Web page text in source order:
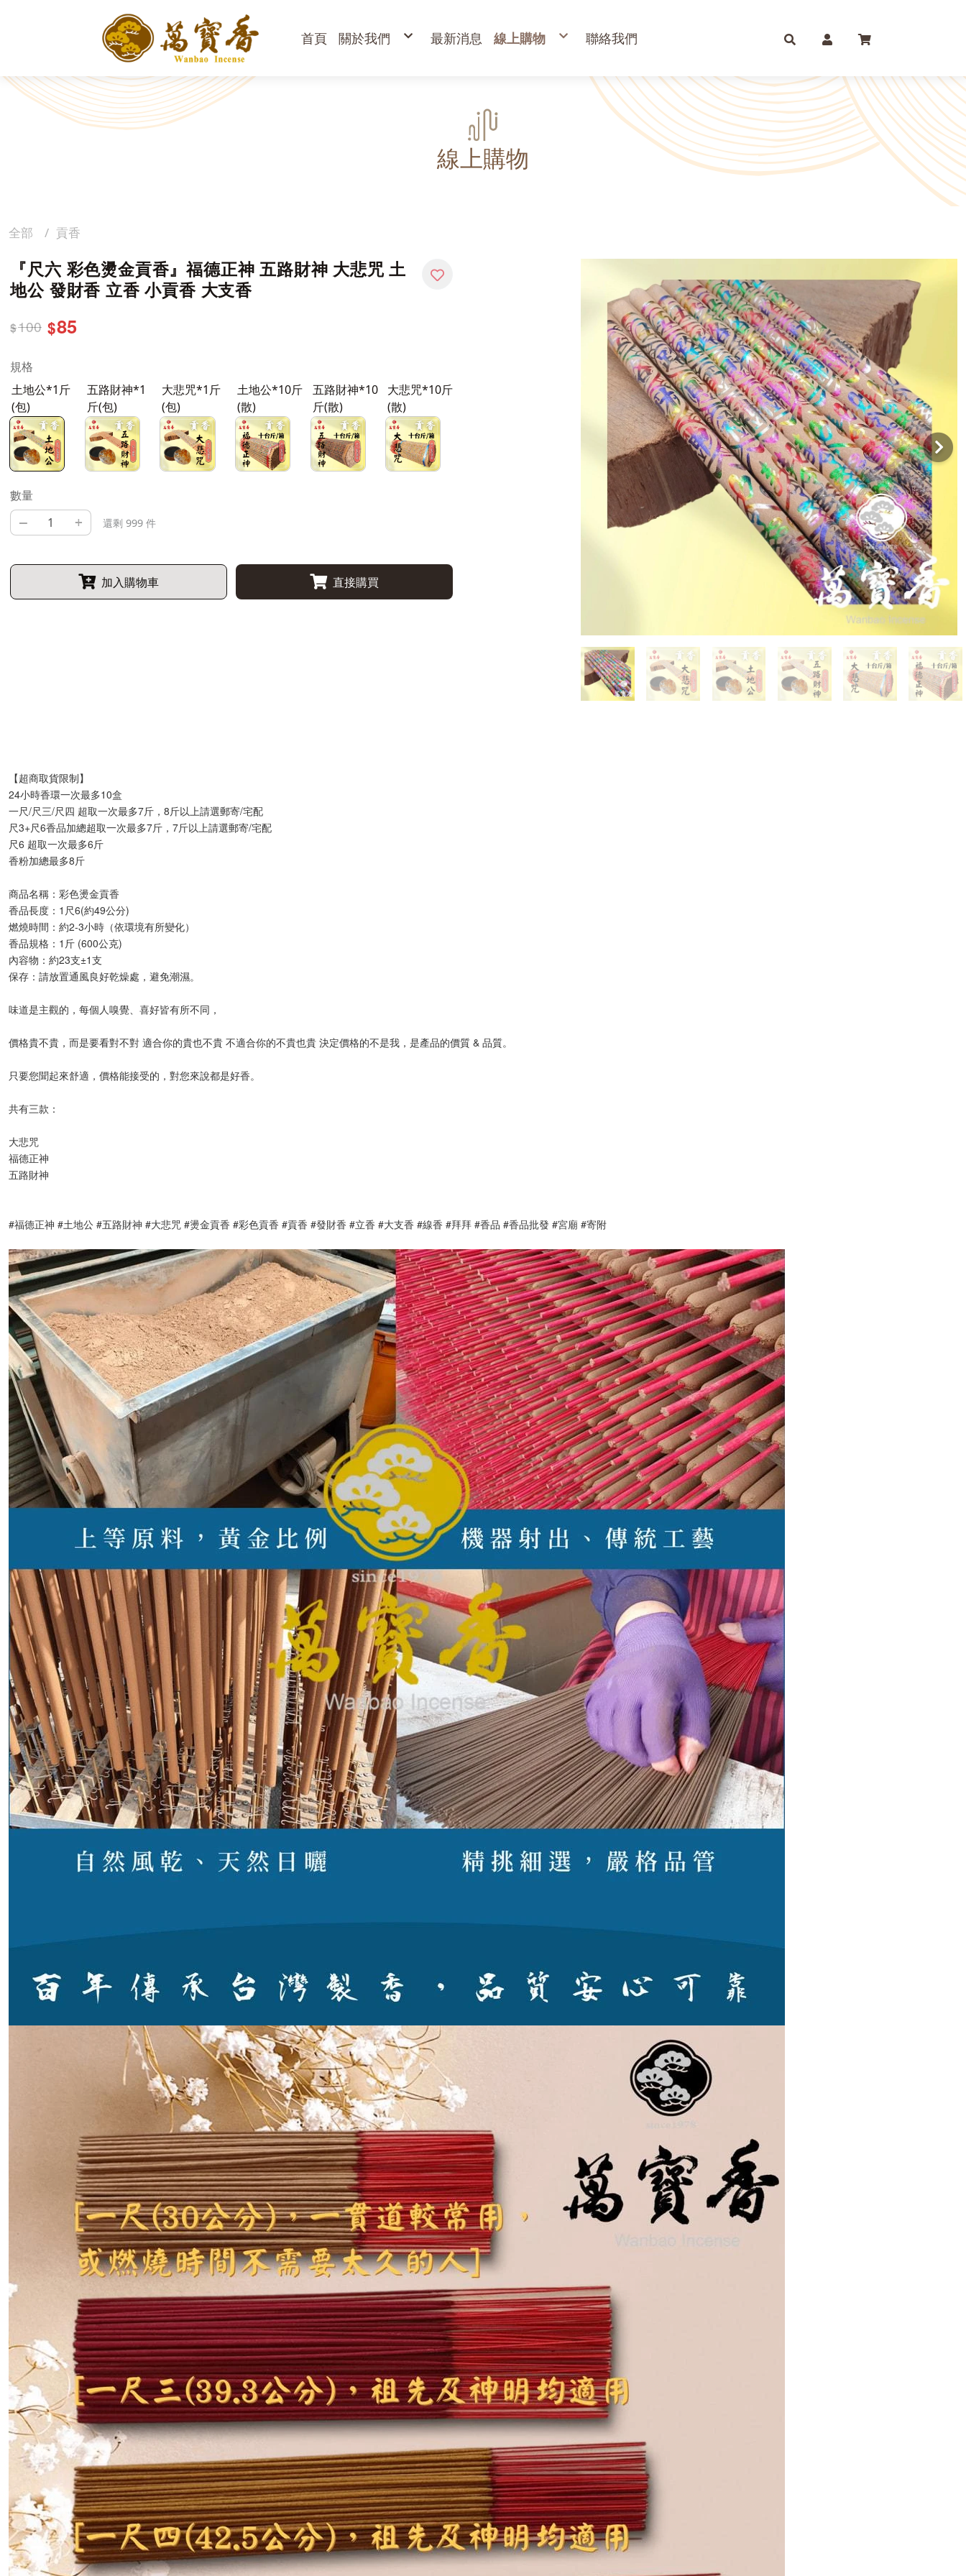
首頁 關於我們 最新消息 線上購物
一尺
尺三
尺六
尺八
財庫存摺
金紙 組合包/套裝盒裝金
開運/補財庫/盒裝金 相關
聯絡我們
線上購物
『尺六 彩色燙金貢香』福德正神 五路財神 大悲咒 土
地公 發財香 立香 小貢香 大支香
$100 $85
規格
土地公*1斤
(包)
五路財神*1
斤(包)
大悲咒*1斤
(包)
土地公*10斤
(散)
五路財神*10
斤(散)
大悲咒*10斤
(散)
數量
– + 還剩 999 件
加入購物車 直接購買
【超商取貨限制】
24小時香環一次最多10盒
一尺/尺三/尺四 超取一次最多7斤，8斤以上請選郵寄/宅配
尺3+尺6香品加總超取一次最多7斤，7斤以上請選郵寄/宅配
尺6 超取一次最多6斤
香粉加總最多8斤
商品名稱：彩色燙金貢香
香品長度：1尺6(約49公分)
燃燒時間：約2-3小時（依環境有所變化）
香品規格：1斤 (600公克)
內容物：約23支±1支
保存：請放置通風良好乾燥處，避免潮濕。
味道是主觀的，每個人嗅覺、喜好皆有所不同，
價格貴不貴，而是要看對不對 適合你的貴也不貴 不適合你的不貴也貴 決定價格的不是我，是產品的價質 & 品質。
只要您聞起來舒適，價格能接受的，對您來說都是好香。
共有三款：
大悲咒
福德正神
五路財神
#福德正神 #土地公 #五路財神 #大悲咒 #燙金貢香 #彩色貢香 #貢香 #發財香 #立香 #大支香 #線香 #拜拜 #香品 #香品批發 #宮廟 #寄附
全部 貢香